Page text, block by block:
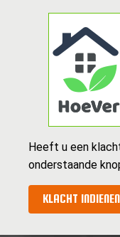
Heeft u een
onderstaande
KLACHT INDIENEN